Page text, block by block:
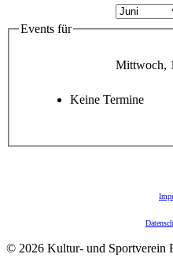
Events für
Mittwoch,
Keine Termine
© 2026 Kultur- und Sportverein